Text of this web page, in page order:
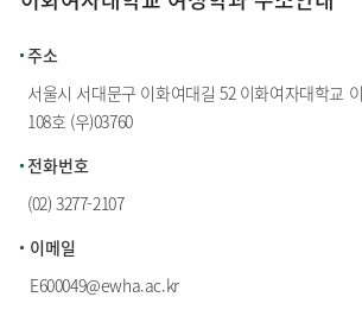
주소
서울시 서대문구 이화여대길 52 이화여자대학교
108호 (우)03760
전화번호
(02) 3277-2107
이메일
E600049@ewha.ac.kr